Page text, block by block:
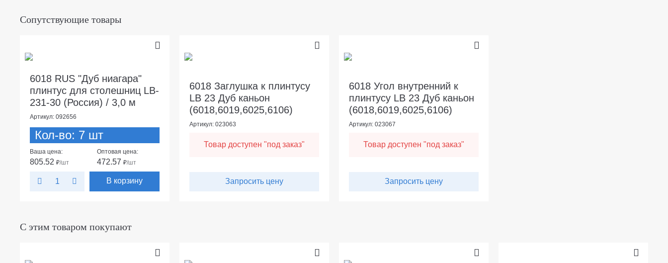
Сопутствующие товары
6018 RUS "Дуб ниагара"
плинтус для столешниц LB-
231-30 (Россия) / 3,0 м
Артикул: 092656
Кол-во: 7 шт
Ваша цена:
805.52 ₽/шт
Оптовая цена:
472.57₽/шт
В корзину
6018 Заглушка к плинтусу
LB 23 Дуб каньон
(6018,6019,6025,6106)
Артикул: 023063
Товар доступен "под заказ"
Запросить цену
6018 Угол внутренний к
плинтусу LB 23 Дуб каньон
(6018,6019,6025,6106)
Артикул: 023067
Товар доступен "под заказ"
Запросить цену
С этим товаром покупают